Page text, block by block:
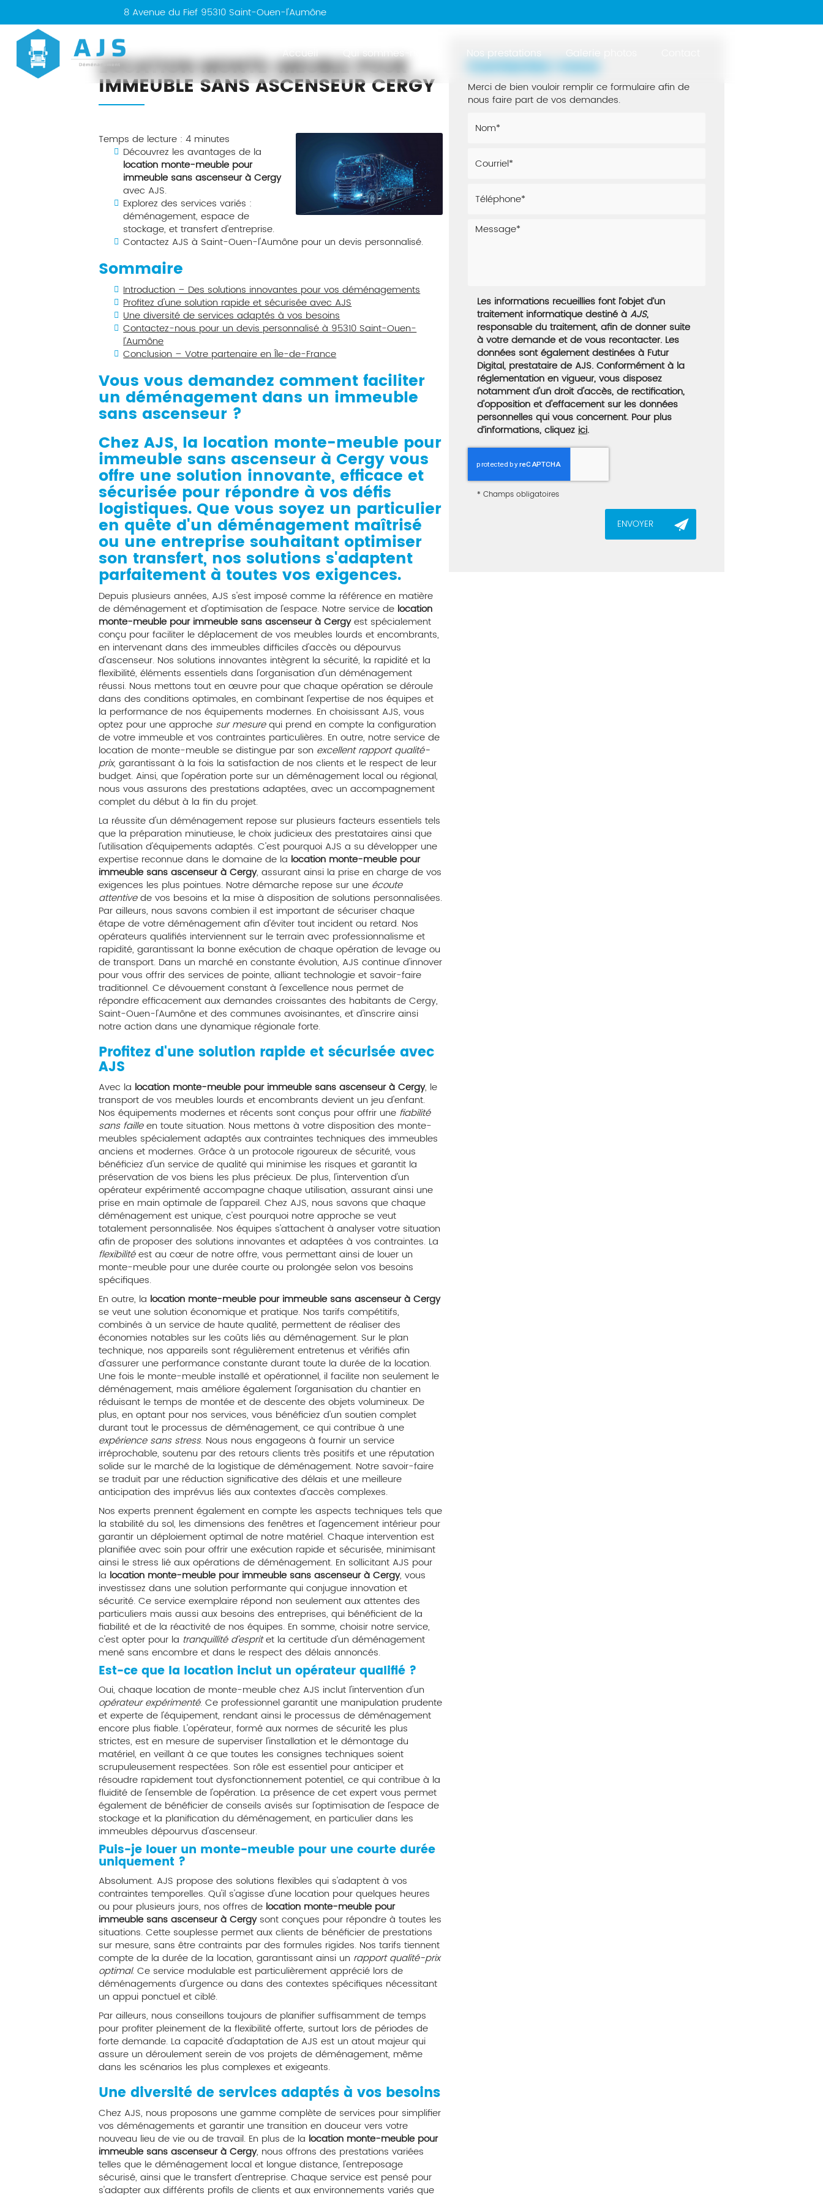
8 Avenue du Fief 95310 Saint-Ouen-l'Aumône
Accueil Qui sommes-nous ? Nos prestations Galerie photos
LOCATION MONTE-MEUBLE POUR
IMMEUBLE SANS ASCENSEUR CERGY
Temps de lecture : 4 minutes
Découvrez les avantages de la
location monte-meuble pour
immeuble sans ascenseur à Cergy
avec AJS.
Explorez des services variés :
déménagement, espace de
stockage, et transfert d'entreprise.
Contactez AJS à Saint-Ouen-l'Aumône pour un devis personnalisé.
Sommaire
Introduction – Des solutions innovantes pour vos déménagements
Profitez d'une solution rapide et sécurisée avec AJS
Une diversité de services adaptés à vos besoins
Contactez-nous pour un devis personnalisé à 95310 Saint-Ouen-
l'Aumône
Conclusion – Votre partenaire en Île-de-France
Vous vous demandez comment faciliter
un déménagement dans un immeuble
sans ascenseur ?
Chez AJS, la location monte-meuble pour
immeuble sans ascenseur à Cergyvous
offre une solution innovante, efficace et
sécurisée pour répondre à vos défis
logistiques. Que vous soyez un particulier
en quête d'un déménagement maîtrisé
ou une entreprise souhaitant optimiser
son transfert, nos solutions s'adaptent
parfaitement à toutes vos exigences.
Depuis plusieurs années, AJS s'est imposé comme la référence en matière
de déménagement et d'optimisation de l'espace. Notre service de location
monte-meuble pour immeuble sans ascenseur à Cergyest spécialement
conçu pour faciliter le déplacement de vos meubles lourds et encombrants,
en intervenant dans des immeubles difficiles d'accès ou dépourvus
d'ascenseur. Nos solutions innovantes intègrent la sécurité, la rapidité et la
flexibilité, éléments essentiels dans l'organisation d'un déménagement
réussi. Nous mettons tout en œuvre pour que chaque opération se déroule
dans des conditions optimales, en combinant l'expertise de nos équipes et
la performance de nos équipements modernes. En choisissant AJS, vous
optez pour une approche sur mesurequi prend en compte la configuration
de votre immeuble et vos contraintes particulières. En outre, notre service de
location de monte-meuble se distingue par son excellent rapport qualité-
prix, garantissant à la fois la satisfaction de nos clients et le respect de leur
budget. Ainsi, que l'opération porte sur un déménagement local ou régional,
nous vous assurons des prestations adaptées, avec un accompagnement
complet du début à la fin du projet.
La réussite d'un déménagement repose sur plusieurs facteurs essentiels tels
que la préparation minutieuse, le choix judicieux des prestataires ainsi que
l'utilisation d'équipements adaptés. C'est pourquoi AJS a su développer une
expertise reconnue dans le domaine de la location monte-meuble pour
immeuble sans ascenseur à Cergy, assurant ainsi la prise en charge de vos
exigences les plus pointues. Notre démarche repose sur une écoute
attentivede vos besoins et la mise à disposition de solutions personnalisées.
Par ailleurs, nous savons combien il est important de sécuriser chaque
étape de votre déménagement afin d'éviter tout incident ou retard. Nos
opérateurs qualifiés interviennent sur le terrain avec professionnalisme et
rapidité, garantissant la bonne exécution de chaque opération de levage ou
de transport. Dans un marché en constante évolution, AJS continue d'innover
pour vous offrir des services de pointe, alliant technologie et savoir-faire
traditionnel. Ce dévouement constant à l'excellence nous permet de
répondre efficacement aux demandes croissantes des habitants de Cergy,
Saint-Ouen-l'Aumône et des communes avoisinantes, et d'inscrire ainsi
notre action dans une dynamique régionale forte.
Profitez d'une solution rapide et sécurisée avec
AJS
Avec la location monte-meuble pour immeuble sans ascenseur à Cergy, le
transport de vos meubles lourds et encombrants devient un jeu d'enfant.
Nos équipements modernes et récents sont conçus pour offrir une fiabilité
sans failleen toute situation. Nous mettons à votre disposition des monte-
meubles spécialement adaptés aux contraintes techniques des immeubles
anciens et modernes. Grâce à un protocole rigoureux de sécurité, vous
bénéficiez d'un service de qualité qui minimise les risques et garantit la
préservation de vos biens les plus précieux. De plus, l'intervention d'un
opérateur expérimenté accompagne chaque utilisation, assurant ainsi une
prise en main optimale de l'appareil. Chez AJS, nous savons que chaque
déménagement est unique, c'est pourquoi notre approche se veut
totalement personnalisée. Nos équipes s'attachent à analyser votre situation
afin de proposer des solutions innovantes et adaptées à vos contraintes. La
flexibilitéest au cœur de notre offre, vous permettant ainsi de louer un
monte-meuble pour une durée courte ou prolongée selon vos besoins
spécifiques.
En outre, la location monte-meuble pour immeuble sans ascenseur à Cergy
se veut une solution économique et pratique. Nos tarifs compétitifs,
combinés à un service de haute qualité, permettent de réaliser des
économies notables sur les coûts liés au déménagement. Sur le plan
technique, nos appareils sont régulièrement entretenus et vérifiés afin
d'assurer une performance constante durant toute la durée de la location.
Une fois le monte-meuble installé et opérationnel, il facilite non seulement le
déménagement, mais améliore également l'organisation du chantier en
réduisant le temps de montée et de descente des objets volumineux. De
plus, en optant pour nos services, vous bénéficiez d'un soutien complet
durant tout le processus de déménagement, ce qui contribue à une
expérience sans stress. Nous nous engageons à fournir un service
irréprochable, soutenu par des retours clients très positifs et une réputation
solide sur le marché de la logistique de déménagement. Notre savoir-faire
se traduit par une réduction significative des délais et une meilleure
anticipation des imprévus liés aux contextes d'accès complexes.
Nos experts prennent également en compte les aspects techniques tels que
la stabilité du sol, les dimensions des fenêtres et l'agencement intérieur pour
garantir un déploiement optimal de notre matériel. Chaque intervention est
planifiée avec soin pour offrir une exécution rapide et sécurisée, minimisant
ainsi le stress lié aux opérations de déménagement. En sollicitant AJS pour
la location monte-meuble pour immeuble sans ascenseur à Cergy, vous
investissez dans une solution performante qui conjugue innovation et
sécurité. Ce service exemplaire répond non seulement aux attentes des
particuliers mais aussi aux besoins des entreprises, qui bénéficient de la
fiabilité et de la réactivité de nos équipes. En somme, choisir notre service,
c'est opter pour la tranquillité d'espritet la certitude d'un déménagement
mené sans encombre et dans le respect des délais annoncés.
Est-ce que la location inclut un opérateur qualifié ?
Oui, chaque location de monte-meuble chez AJS inclut l'intervention d'un
opérateur expérimenté. Ce professionnel garantit une manipulation prudente
et experte de l'équipement, rendant ainsi le processus de déménagement
encore plus fiable. L'opérateur, formé aux normes de sécurité les plus
strictes, est en mesure de superviser l'installation et le démontage du
matériel, en veillant à ce que toutes les consignes techniques soient
scrupuleusement respectées. Son rôle est essentiel pour anticiper et
résoudre rapidement tout dysfonctionnement potentiel, ce qui contribue à la
fluidité de l'ensemble de l'opération. La présence de cet expert vous permet
également de bénéficier de conseils avisés sur l'optimisation de l'espace de
stockage et la planification du déménagement, en particulier dans les
immeubles dépourvus d'ascenseur.
Puis-je louer un monte-meuble pour une courte durée
uniquement ?
Absolument. AJS propose des solutions flexibles qui s'adaptent à vos
contraintes temporelles. Qu'il s'agisse d'une location pour quelques heures
ou pour plusieurs jours, nos offres de location monte-meuble pour
immeuble sans ascenseur à Cergysont conçues pour répondre à toutes les
situations. Cette souplesse permet aux clients de bénéficier de prestations
sur mesure, sans être contraints par des formules rigides. Nos tarifs tiennent
compte de la durée de la location, garantissant ainsi un rapport qualité-prix
optimal. Ce service modulable est particulièrement apprécié lors de
déménagements d'urgence ou dans des contextes spécifiques nécessitant
un appui ponctuel et ciblé.
Par ailleurs, nous conseillons toujours de planifier suffisamment de temps
pour profiter pleinement de la flexibilité offerte, surtout lors de périodes de
forte demande. La capacité d'adaptation de AJS est un atout majeur qui
assure un déroulement serein de vos projets de déménagement, même
dans les scénarios les plus complexes et exigeants.
Une diversité de services adaptés à vos besoins
Chez AJS, nous proposons une gamme complète de services pour simplifier
vos déménagements et garantir une transition en douceur vers votre
nouveau lieu de vie ou de travail. En plus de la location monte-meuble pour
immeuble sans ascenseur à Cergy, nous offrons des prestations variées
telles que le déménagement local et longue distance, l'entreposage
sécurisé, ainsi que le transfert d'entreprise. Chaque service est pensé pour
s'adapter aux différents profils de clients et aux environnements variés que
Contactez-nous
Merci de bien vouloir remplir ce formulaire afin de
nous faire part de vos demandes.
Les informations recueillies font l’objet d’un
traitement informatique destiné àAJS,
responsable du traitement, afin de donner suite
à votre demande et de vous recontacter. Les
données sont également destinées à Futur
Digital, prestataire de AJS. Conformément à la
réglementation en vigueur, vous disposez
notamment d'un droit d'accès, de rectification,
d'opposition et d'effacement sur les données
personnelles qui vous concernent. Pour plus
d’informations, cliquez ici.
* Champs obligatoires